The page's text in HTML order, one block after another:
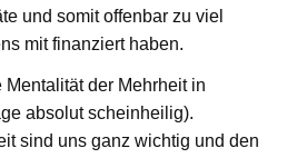
und somit offenbar zu viel
mit finanziert haben.
der Mehrheit in
absolut scheinheilig).
sind uns ganz wichtig und den